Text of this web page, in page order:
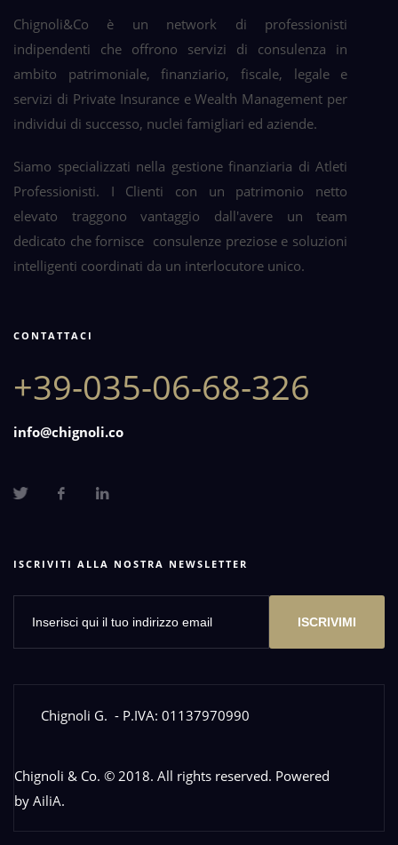
Chignoli&Co è un network di professionisti
indipendenti che offrono servizi di consulenza in
ambito patrimoniale, finanziario, fiscale, legale e
servizi di Private Insurance e Wealth Management per
individui di successo, nuclei famigliari ed aziende.
Siamo specializzati nella gestione finanziaria di Atleti
Professionisti. I Clienti con un patrimonio netto
elevato traggono vantaggio dall'avere un team
dedicato che fornisce consulenze preziose e soluzioni
intelligenti coordinati da un interlocutore unico.
CONTATTACI
+39-035-06-68-326
info@chignoli.co
ISCRIVITI ALLA NOSTRA NEWSLETTER
ISCRIVIMI
Chignoli G. - P.IVA: 01137970990
Chignoli & Co. © 2018. All rights reserved. Powered
by AiliA.